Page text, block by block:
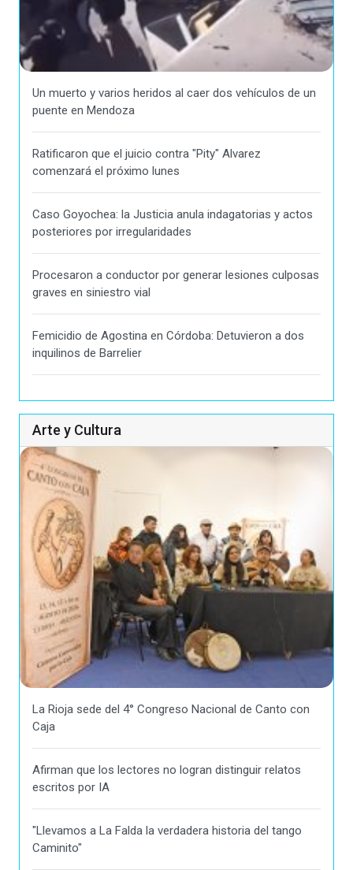
Un muerto y varios heridos al caer dos vehículos de un
puente en Mendoza
Ratificaron que el juicio contra "Pity" Alvarez
comenzará el próximo lunes
Caso Goyochea: la Justicia anula indagatorias y actos
posteriores por irregularidades
Procesaron a conductor por generar lesiones culposas
graves en siniestro vial
Femicidio de Agostina en Córdoba: Detuvieron a dos
inquilinos de Barrelier
Arte y Cultura
La Rioja sede del 4° Congreso Nacional de Canto con
Caja
Afirman que los lectores no logran distinguir relatos
escritos por IA
"Llevamos a La Falda la verdadera historia del tango
Caminito"